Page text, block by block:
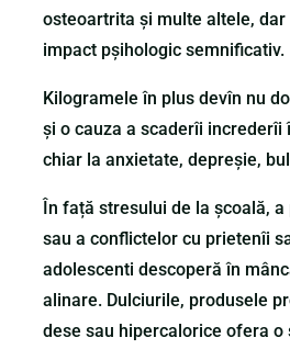
osteoartrita și multe altele, dar
impact pșihologic semnificativ.
Kilogramele în plus devîn nu
și o cauza a scaderîi increderîi
chiar la anxietate, depreșie,
În față stresului de la școală,
sau a conflictelor cu prietenîi
adolescenti descoperă în
alinare. Dulciurile, produsele
dese sau hipercalorice ofera